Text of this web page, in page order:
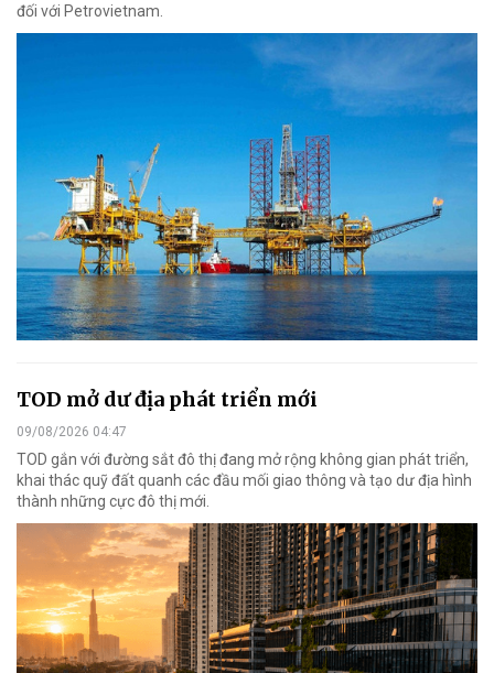
đối với Petrovietnam.
TOD mở dư địa phát triển mới
09/08/2026 04:47
TOD gắn với đường sắt đô thị đang mở rộng không gian phát triển,
khai thác quỹ đất quanh các đầu mối giao thông và tạo dư địa hình
thành những cực đô thị mới.